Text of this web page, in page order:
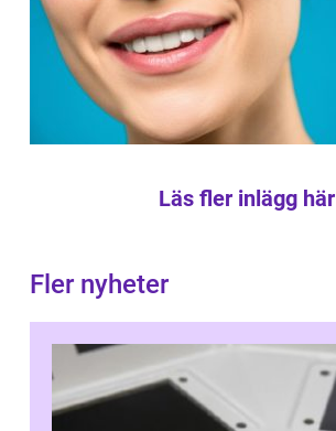
Läs fler inlägg här
Fler nyheter